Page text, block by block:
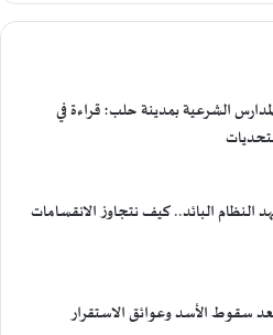
الشرعية بمدينة حلب؛ قراءة في
النظام البائد.. كيف نتجاوز الانقسامات
سقوط الأسد وعوائق الاستقرار